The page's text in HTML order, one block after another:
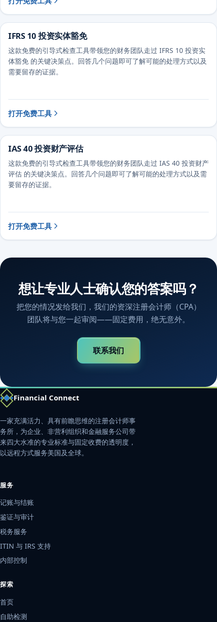
IFRS 10 投资实体豁免
这款免费的引导式检查工具带领您的财务团队走过 IFRS 10 投资实
体豁免 的关键决策点。回答几个问题即可了解可能的处理方式以及
需要留存的证据。
打开免费工具
IAS 40 投资财产评估
这款免费的引导式检查工具带领您的财务团队走过 IAS 40 投资财产
评估 的关键决策点。回答几个问题即可了解可能的处理方式以及需
要留存的证据。
打开免费工具
想让专业人士确认您的答案吗？
把您的情况发给我们，我们的资深注册会计师（CPA）
团队将与您一起审阅——固定费用，绝无意外。
联系我们
Financial Connect
一家充满活力、具有前瞻思维的注册会计师事
务所，为企业、非营利组织和金融服务公司带
来四大水准的专业标准与固定收费的透明度，
以远程方式服务美国及全球。
服务
记账与结账
鉴证与审计
税务服务
ITIN 与 IRS 支持
内部控制
探索
首页
自助检测